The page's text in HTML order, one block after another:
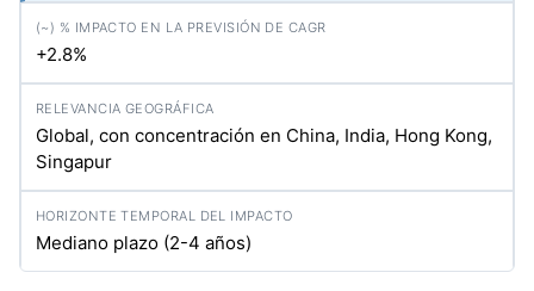
+2.8%
Global, con concentración en China, India, Hong Kong,
Singapur
Mediano plazo (2-4 años)